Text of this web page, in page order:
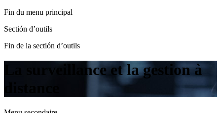
Fin du menu principal
Sectión d’outils
Fin de la sectión d’outils
La surveillance et la gestion à